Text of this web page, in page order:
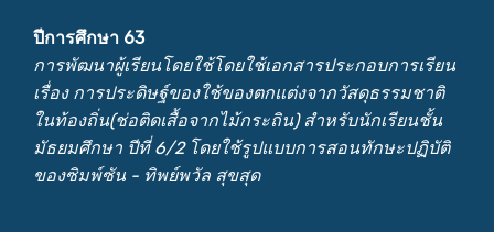
ปีการศึกษา 63
การพัฒนาผู้เรียนโดยใช้โดยใช้เอกสารประกอบการเรียน
เรื่อง การประดิษฐ์ของใช้ของตกแต่งจากวัสดุธรรมชาติ
ในท้องถิ่น(ช่อติดเสื้อจากไม้กระถิน) สำหรับนักเรียนชั้น
มัธยมศึกษา ปีที่ 6/2 โดยใช้รูปแบบการสอนทักษะปฏิบัติ
ของซิมพ์ซัน - ทิพย์พวัล สุขสุด